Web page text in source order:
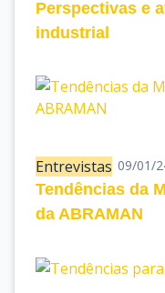
Perspectivas e
industrial
Entrevistas 09/01/
Tendências da
da ABRAMAN